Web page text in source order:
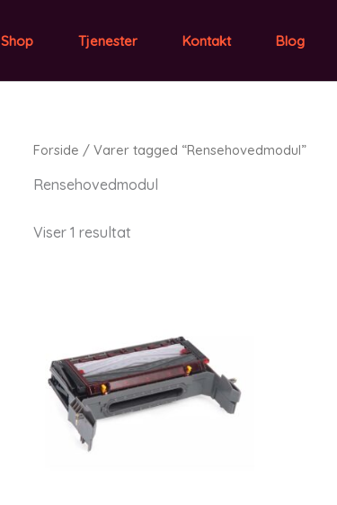
Shop Tjenester Kontakt Blog
Forside / Varer tagged “Rensehovedmodul”
Rensehovedmodul
Viser 1 resultat